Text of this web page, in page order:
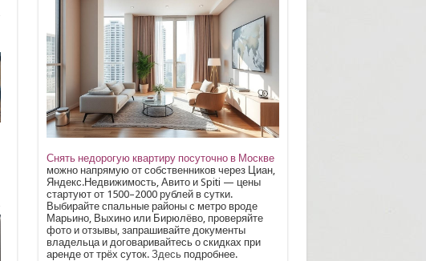
Снять недорогую квартиру посуточно в Москве
можно напрямую от собственников через Циан,
Яндекс.Недвижимость, Авито и Spiti — цены
стартуют от 1500–2000 рублей в сутки.
Выбирайте спальные районы с метро вроде
Марьино, Выхино или Бирюлёво, проверяйте
фото и отзывы, запрашивайте документы
владельца и договаривайтесь о скидках при
аренде от трёх суток. Здесьподробнее.